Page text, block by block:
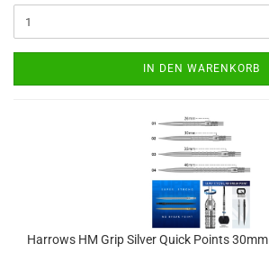
IN DEN WARENKORB
Har­rows HM Grip Sil­ver Quick Points 30mm